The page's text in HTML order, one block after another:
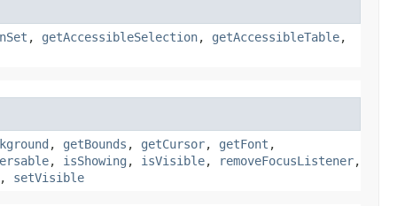
, getAccessibleSelection, getAccessibleTable,
, getBounds , getCursor, getFont ,
, isShowing , isVisible, removeFocusListener,
, setVisible